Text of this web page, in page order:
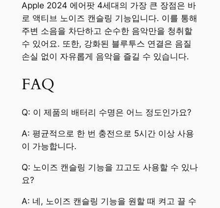
Apple 2024 에어팟 4세대의 가장 큰 장점은 바
로 액티브 노이즈 캔슬링 기능입니다. 이를 통해
주변 소음을 차단하고 순수한 음악만을 청취할
수 있어요. 또한, 강화된 블루투스 연결은 음질
손실 없이 자유롭게 음악을 즐길 수 있습니다.
FAQ
Q: 이 제품의 배터리 수명은 어느 정도인가요?
A: 평균적으로 한 번 충전으로 5시간 이상 사용
이 가능합니다.
Q: 노이즈 캔슬링 기능을 끄고도 사용할 수 있나
요?
A: 네, 노이즈 캔슬링 기능을 원할 때 켜고 끌 수